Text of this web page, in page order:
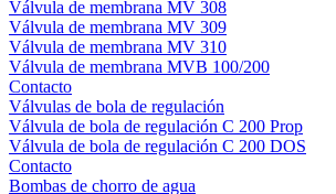
Válvula de membrana MV 308
Válvula de membrana MV 309
Válvula de membrana MV 310
Válvula de membrana MVB 100/200
Contacto
Válvulas de bola de regulación
Válvula de bola de regulación C 200 Prop
Válvula de bola de regulación C 200 DOS
Contacto
Bombas de chorro de agua